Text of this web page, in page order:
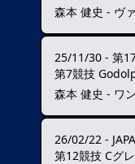
森本 健史 - ヴ
25/11/30 - 第17
第7競技
森本 健史 - ワ
26/02/22 -
第12競技 Cグ